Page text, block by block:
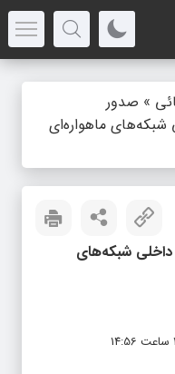
» صدور
ماهواره‌ای
شبکه‌های